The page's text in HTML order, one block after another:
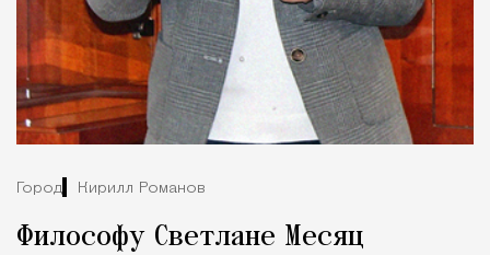
Город Кирилл Романов
Философу Светлане Месяц